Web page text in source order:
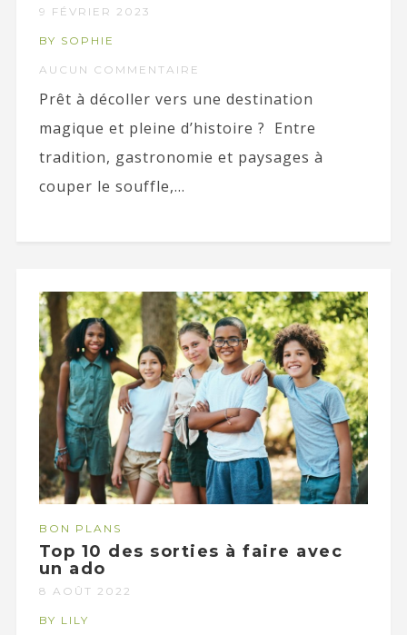
9 FÉVRIER 2023
BY SOPHIE
AUCUN COMMENTAIRE
Prêt à décoller vers une destination
magique et pleine d’histoire ? Entre
tradition, gastronomie et paysages à
couper le souffle,...
BON PLANS
Top 10 des sorties à faire avec
un ado
8 AOÛT 2022
BY LILY